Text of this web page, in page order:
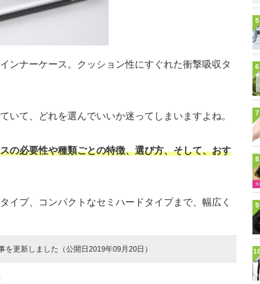
ンナーケース。クッション性にすぐれた衝撃吸収タ
いて、どれを選んでいいか迷ってしまいますよね。
の必要性や種類ごとの特徴、選び方、そして、おす
イプ、コンパクトなセミハードタイプまで、幅広く
更新しました（公開日2019年09月20日）
5
6
7
8
9